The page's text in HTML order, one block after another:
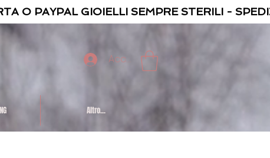
O PAYPAL GIOIELLI SEMPRE STERILI -
Accedi
Altro...